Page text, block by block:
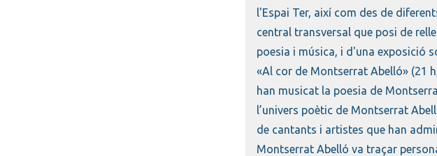
l'Espai Ter, així com des de
central transversal que posi de
poesia i música, i d'una exposició
«Al cor de Montserrat Abelló» (21
han musicat la poesia de
l’univers poètic de Montserrat
de cantants i artistes que han
Montserrat Abelló va traçar